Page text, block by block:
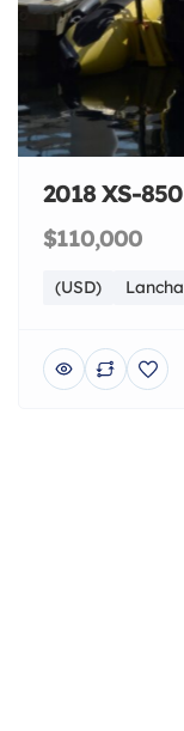
2018 XS-850
$110,000
(USD) Lancha